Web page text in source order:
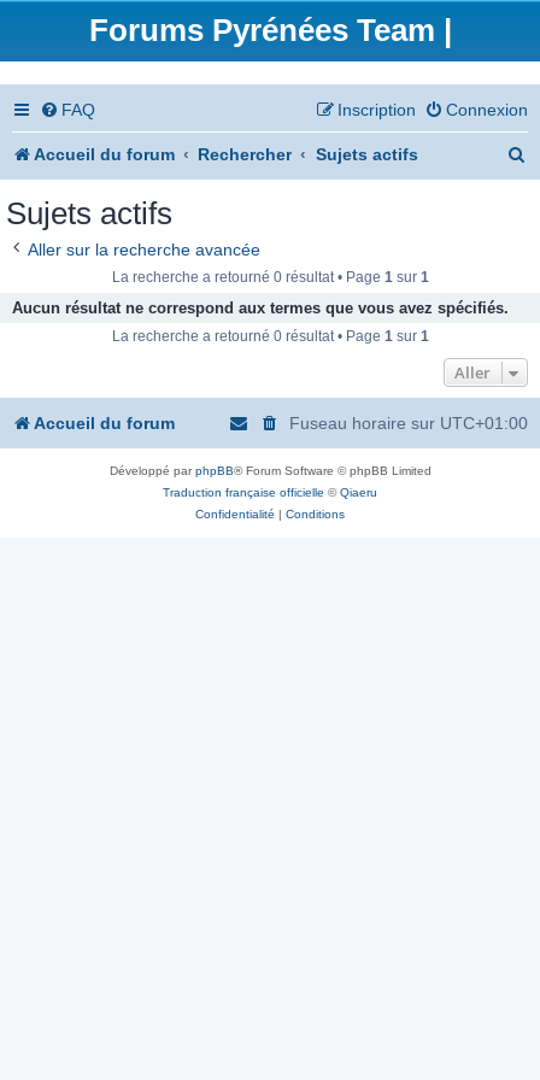
Forums Pyrénées Team |
FAQ Connexion
Inscription
Accueil du forum Rechercher Sujets actifs
e
Sujets actifs
Aller sur la recherche avancée
La recherche a retourné 0 résultat • Page 1sur 1
Aucun résultat ne correspond aux termes que vous avez spécifiés.
La recherche a retourné 0 résultat • Page 1sur 1
Aller
Accueil du forum Fuseau horaire sur UTC+01:00
Développé parphpBB® Forum Software © phpBB Limited
Traduction française officielle ©Qiaeru
Confidentialité | Conditions